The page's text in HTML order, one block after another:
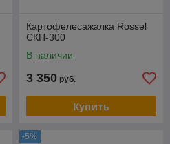
Картофелесажалка Rossel
СКН-300
В наличии
3 350 руб.
Купить
-5%